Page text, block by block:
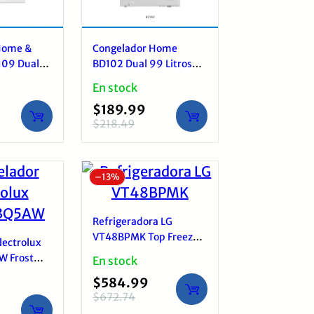
&
Dual
Congelador Home
BD102 Dual 99 Litros
Blanco Súper
Congelación
En stock
$218.49
original
era:
$218.49.
$189.99
actual
es:
$189.99.
Frost
–13%
Refrigeradora LG
VT48BPMK Top Freezer
Black
En stock
$672.74
$584.99